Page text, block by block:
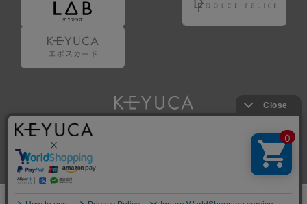
Copyright © KAWAJUN Co., Ltd. All Rights Reserved.